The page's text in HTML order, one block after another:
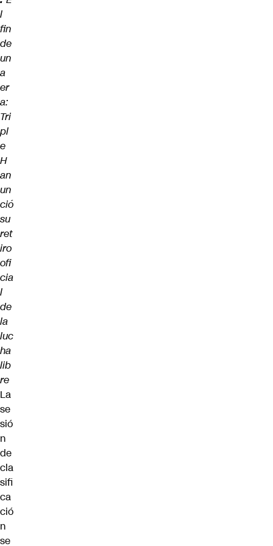
l
fin
de
un
a
er
a:
Tri
pl
e
H
an
un
ció
su
ret
iro
ofi
cia
l
de
la
luc
ha
lib
re
La
se
sió
n
de
cla
sifi
ca
ció
n
se